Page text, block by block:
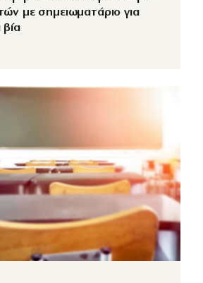
με σημειωματάριο για
βία